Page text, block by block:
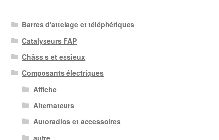
récent
au
plus
ancien
Barres d'attelage et téléphériques
Catalyseurs FAP
Châssis et essieux
Composants électriques
Affiche
Alternateurs
Autoradios et accessoires
autre